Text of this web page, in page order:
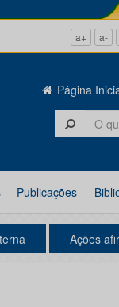
a+ a-
Página
Publicações
Ações